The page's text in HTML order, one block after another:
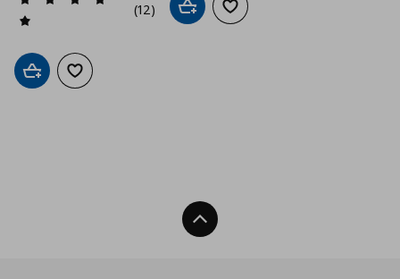
(12)
Добави в кошницата
Добави към списъка с любими
Добави в кошницата
Добави към списъка с
Нагоре